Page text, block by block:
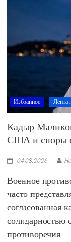
Избранное Лента
Кадыр
США и споры
04.08.2026
Военное
часто
согласованная
солидарностью
противоречия —